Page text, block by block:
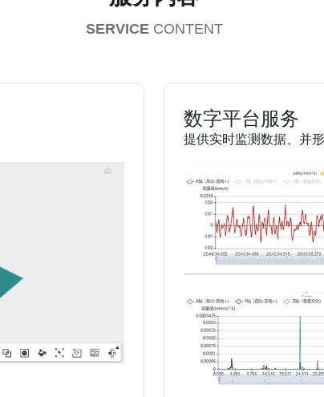
SERVICECONTENT
数字平台服务
提供实时监测数据、并